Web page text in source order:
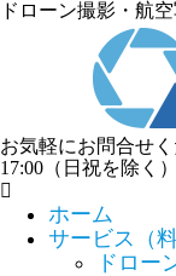
ドローン撮影・航
お気軽にお問合せく
17:00（日祝を除く）
ホーム
サービス（料
ドロー